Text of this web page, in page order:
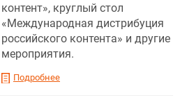
контент», круглый стол
«Международная дистрибуция
российского контента» и другие
мероприятия.
Подробнее